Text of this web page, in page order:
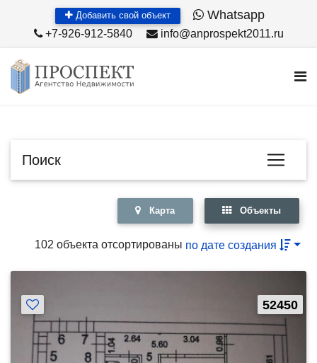
Добавить свой объект Whatsapp
+7-926-912-5840 info@anprospekt2011.ru
Поиск
Карта Объекты
102 объекта отсортированы по дате создания
52450